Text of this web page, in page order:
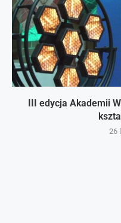
III edycja Akademii
26